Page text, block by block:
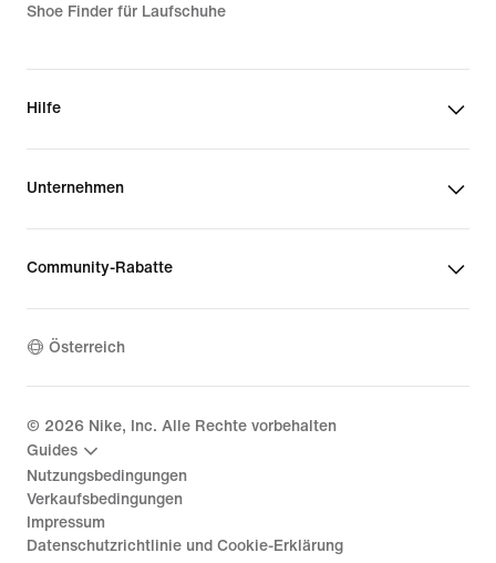
Shoe Finder für Laufschuhe
Hilfe
Unternehmen
Community-Rabatte
Österreich
© 2026 Nike, Inc. Alle Rechte vorbehalten
Guides
Nutzungsbedingungen
Verkaufsbedingungen
Impressum
Datenschutzrichtlinie und Cookie-Erklärung